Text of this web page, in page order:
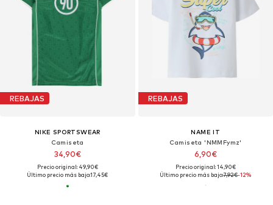
REBAJAS
NIKE SPORTSWEAR
Camiseta
34,90€
Precio original: 49,90€
Último precio más bajo:17,45€
REBAJAS
NAME IT
Camiseta 'NMMFymz'
6,90€
Precio original: 14,90€
Último precio más bajo:7,92€-12%